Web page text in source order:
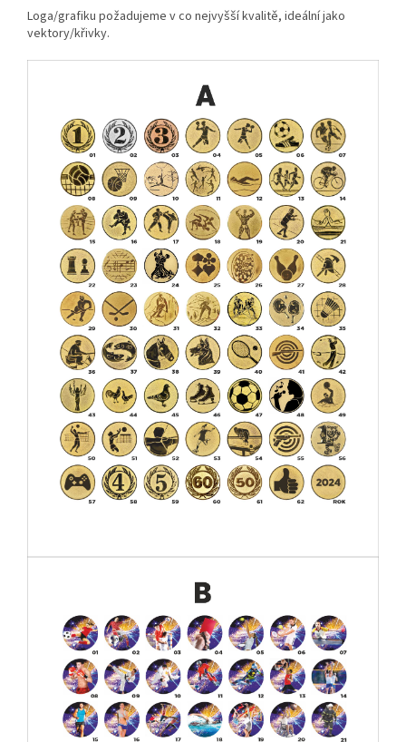
Loga/grafiku požadujeme v co nejvyšší kvalitě, ideální jako
vektory/křivky.